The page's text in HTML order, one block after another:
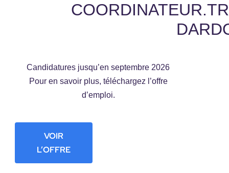
Candidatures jusqu’en septembre 2026
Pour en savoir plus, téléchargez l’offre
d’emploi.
VOIR
L’OFFRE